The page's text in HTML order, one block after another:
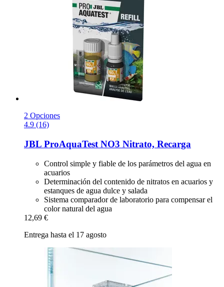
2 Opciones
4.9 (16)
JBL ProAquaTest NO3 Nitrato, Recarga
Control simple y fiable de los parámetros del agua en
acuarios
Determinación del contenido de nitratos en acuarios y
estanques de agua dulce y salada
Sistema comparador de laboratorio para compensar el
color natural del agua
12,69 €
Entrega hasta el 17 agosto